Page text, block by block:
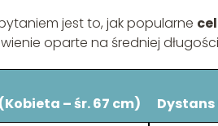
jest to, jak popularne
oparte na średniej
– śr. 67 cm) Dystans